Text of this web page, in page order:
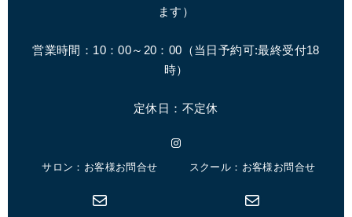
ます）
営業時間：10：00～20：00（当日予約可:最終受付18
時）
定休日：不定休
Instagram
サロン：お客様お問合せ
メール
スクール：お客様お問合せ
メール